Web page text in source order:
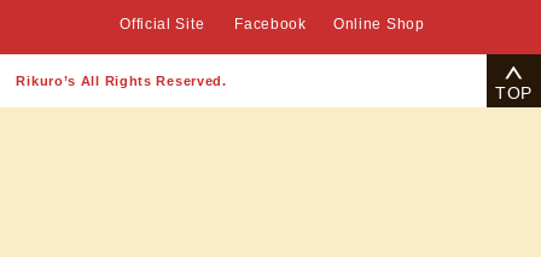
Official Site Facebook Online Shop
Rikuro’s All Rights Reserved.